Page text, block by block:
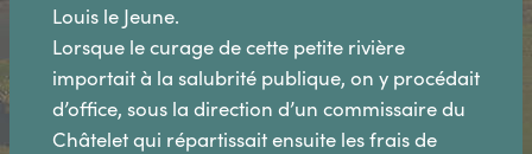
Louis le Jeune.
Lorsque le curage de cette petite rivière
importait à la salubrité publique, on y procédait
d’office, sous la direction d’un commissaire du
Châtelet qui répartissait ensuite les frais de